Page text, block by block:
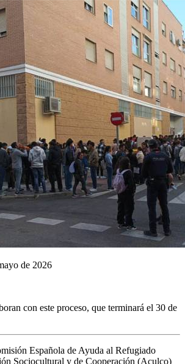
de 2026
con este proceso, que terminará el 30 de
Española de Ayuda al Refugiado
Sociocultural y de Cooperación (Aculco)